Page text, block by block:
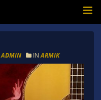
ADMIN IN ARMIK